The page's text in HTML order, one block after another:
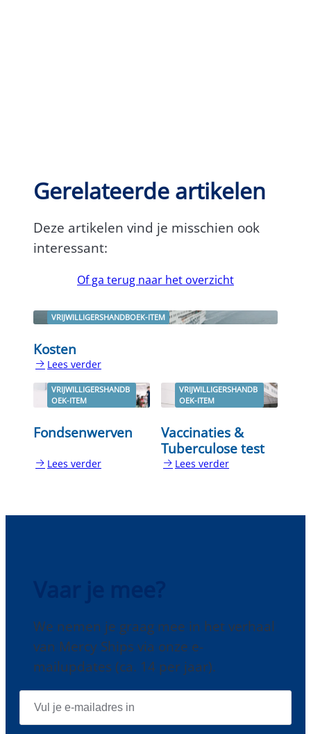
Gerelateerde artikelen
Deze artikelen vind je misschien ook
interessant:
Of ga terug naar het overzicht
VRIJWILLIGERSHANDBOEK-ITEM
Kosten
Lees verder
KostenVRIJWILLIGERSHANDB
OEK-ITEM
Fondsenwerven
Lees verder
VRIJWILLIGERSHANDB
OEK-ITEM
Vaccinaties &
Tuberculose test
Lees verder
Tuberculose
We nemen je graag mee in het verhaal
van Mercy Ships via onze e-
mailupdates (ca. 14 per jaar).
E
A